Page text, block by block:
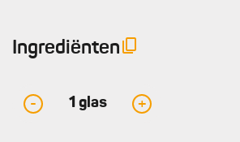
Ingrediënten
- 1 glas +